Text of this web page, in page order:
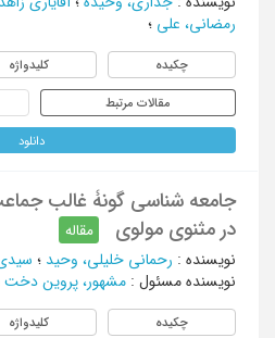
رمضانی، علی ؛
چکیده کلیدواژه
مقالات مرتبط
دانلود
جامعه شناسی گونۀ غالب
در مثنوی مولوی
مقاله
نویسنده : رحمانی خلیلی، وحید ؛
نویسنده مسئول : مشهور، پروین دخت
چکیده کلیدواژه